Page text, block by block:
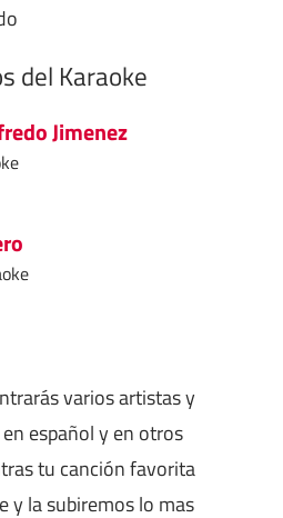
del Karaoke
Jimenez
varios artistas y
español y en otros
tu canción favorita
y la subiremos lo mas